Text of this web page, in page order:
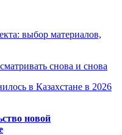
выбор материалов,
снова и снова
в Казахстане в 2026
новой